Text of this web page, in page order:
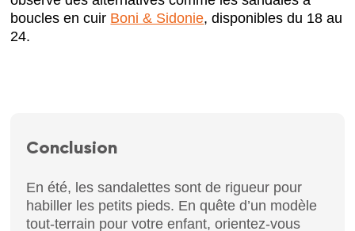
boucles en cuir Boni & Sidonie, disponibles du 18 au
24.
Conclusion
En été, les sandalettes sont de rigueur pour
habiller les petits pieds. En quête d’un modèle
tout-terrain pour votre enfant, orientez-vous